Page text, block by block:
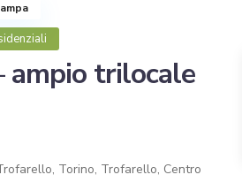
ampio trilocale
Torino, Trofarello, Centro